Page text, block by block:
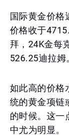
国际黄金价格
价格收于
拜，24K金每
526.25迪拉姆
如此高的价格
统的黄金项链
的时候。这一
中尤为明显。